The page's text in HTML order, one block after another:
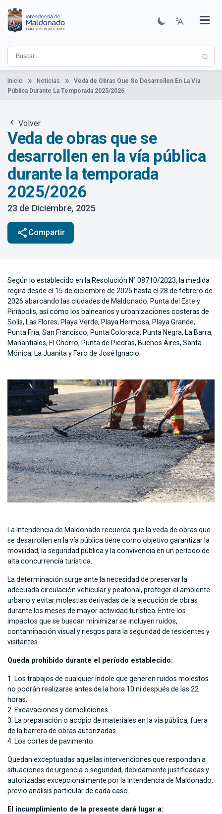
contenido
principal
Institucional
Municipios
Descubre Maldonado
Comunicación
Servicios
Guía De Trámites
Ver Noticias
Inicio Noticias
Veda de Obras Que Se Desarrollen En La Vía
Pública Durante La Temporada 2025/2026
Volver
Veda de obras que se
desarrollen en la vía pública
durante la temporada
2025/2026
23 de Diciembre, 2025
share Compartir
Según lo establecido en la Resolución N° 08710/2023, la medida
regirá desde el 15 de diciembre de 2025 hasta el 28 de febrero de
2026 abarcando las ciudades de Maldonado, Punta del Este y
Piriápolis, así como los balnearios y urbanizaciones costeras de
Solís, Las Flores, Playa Verde, Playa Hermosa, Playa Grande,
Punta Fría, San Francisco, Punta Colorada, Punta Negra, La Barra,
Manantiales, El Chorro, Punta de Piedras, Buenos Aires, Santa
Mónica, La Juanita y Faro de José Ignacio.
La Intendencia de Maldonado recuerda que la veda de obras que
se desarrollen en la vía pública tiene como objetivo garantizar la
movilidad, la seguridad pública y la convivencia en un período de
alta concurrencia turística.
La determinación surge ante la necesidad de preservar la
adecuada circulación vehicular y peatonal, proteger el ambiente
urbano y evitar molestias derivadas de la ejecución de obras
durante los meses de mayor actividad turística. Entre los
impactos que se buscan minimizar se incluyen ruidos,
contaminación visual y riesgos para la seguridad de residentes y
visitantes.
Queda prohibido durante el período establecido:
Los trabajos de cualquier índole que generen ruidos molestos
no podrán realizarse antes de la hora 10 ni después de las 22
horas.
Excavaciones y demoliciones.
La preparación o acopio de materiales en la vía pública, fuera
de la barrera de obras autorizadas.
Los cortes de pavimento.
Quedan exceptuadas aquellas intervenciones que respondan a
situaciones de urgencia o seguridad, debidamente justificadas y
autorizadas excepcionalmente por la Intendencia de Maldonado,
previo análisis particular de cada caso.
El incumplimiento de la presente dará lugar a: